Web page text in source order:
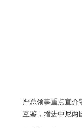
严总领事重点宣介
互鉴，增进中尼两